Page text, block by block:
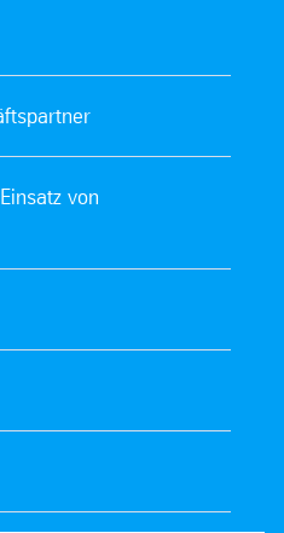
von